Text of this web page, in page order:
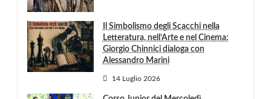
Il Simbolismo degli Scacchi nella
Letteratura, nell’Arte e nel Cinema:
Giorgio Chinnici dialoga con
Alessandro Marini
14 Luglio 2026